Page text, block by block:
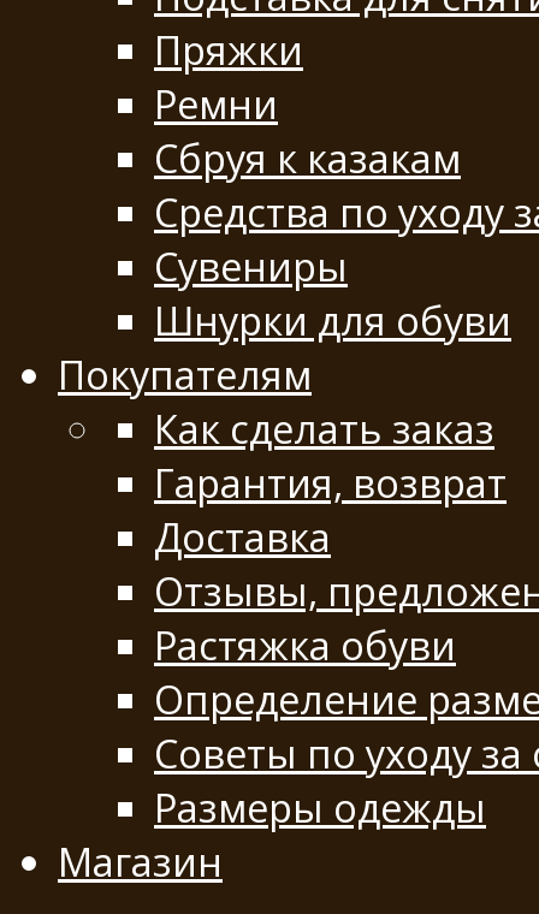
Пряжки
Ремни
Сбруя к казакам
Средства по уходу
Сувениры
Шнурки для обуви
Покупателям
Как сделать заказ
Гарантия, возврат
Доставка
Отзывы,
Растяжка обуви
Определение
Советы по уходу
Размеры одежды
Магазин